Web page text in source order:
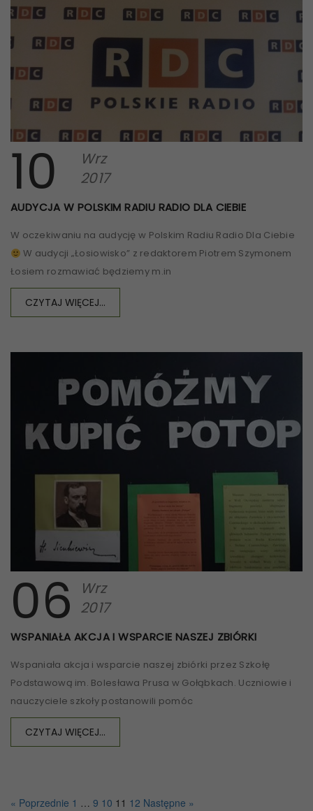
10
Wrz
2017
AUDYCJA W POLSKIM RADIU RADIO DLA CIEBIE
W oczekiwaniu na audycję w Polskim Radiu Radio Dla Ciebie
W audycji „Łosiowisko” z redaktorem Piotrem Szymonem
Łosiem rozmawiać będziemy m.in
CZYTAJ WIĘCEJ...
06
Wrz
2017
WSPANIAŁA AKCJA I WSPARCIE NASZEJ ZBIÓRKI
Wspaniała akcja i wsparcie naszej zbiórki przez Szkołę
Podstawową im. Bolesława Prusa w Gołąbkach. Uczniowie i
nauczyciele szkoły postanowili pomóc
CZYTAJ WIĘCEJ...
« Poprzednie 1 … 9 10 11 12 Następne »